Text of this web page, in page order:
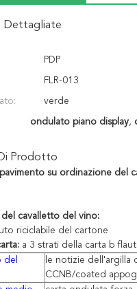
Dettagliate
PDP
FLR-013
verde
ondulato piano display,
Prodotto
su ordinazione del
cavalletto del vino:
riciclabile del cartone
a 3 strati della carta b
del
le notizie dell'argilla
CCNB/coated